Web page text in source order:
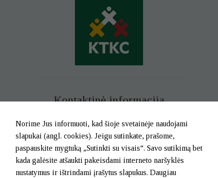
Kontaktinė informacija
Mob. tel. +370 699 73 229
Tel. (0-46) 21 02 83
El.p. info@klaipedatkc.lt
K. Donelaičio g. 6B, Klaipėda
Norime Jus informuoti, kad šioje svetainėje naudojami
slapukai (angl. cookies). Jeigu sutinkate, prašome,
paspauskite mygtuką „Sutinkti su visais“. Savo sutikimą bet
kada galėsite atšaukti pakeisdami interneto naršyklės
nustatymus ir ištrindami įrašytus slapukus. Daugiau